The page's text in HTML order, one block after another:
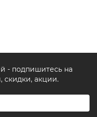
- подпишитесь на
скидки, акции.